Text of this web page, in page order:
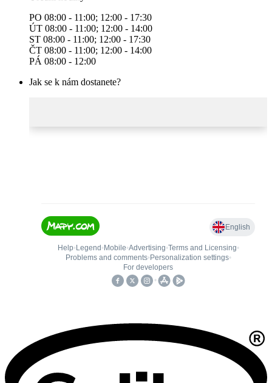
PO 08:00 - 11:00; 12:00 - 17:30
ÚT 08:00 - 11:00; 12:00 - 14:00
ST 08:00 - 11:00; 12:00 - 17:30
ČT 08:00 - 11:00; 12:00 - 14:00
PÁ 08:00 - 12:00
Jak se k nám dostanete?